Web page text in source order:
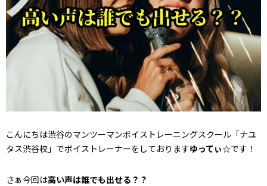
こんにちは渋谷のマンツーマンボイストレーニングスクール「ナユ
タス渋谷校」でボイストレーナーをしておりますゆってぃ☆です！
さぁ今回は高い声は誰でも出せる？？